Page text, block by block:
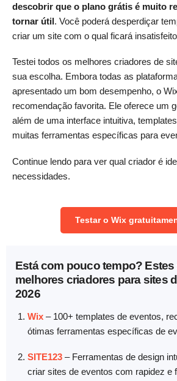
descobrir que o plano grátis é muito
tornar útil. Você poderá desperdiçar
criar um site com o qual ficará
Testei todos os melhores criadores de
sua escolha. Embora todas as
apresentado um bom desempenho, o
recomendação favorita. Ele oferece um
além de uma interface intuitiva,
muitas ferramentas específicas para
Continue lendo para ver qual criador é
necessidades.
Testar o Wix
Está com pouco tempo? Estes
melhores criadores para sites
2026
Wix – 100+ templates de eventos,
ótimas ferramentas específicas de
SITE123 – Ferramentas de design
criar sites de eventos com rapidez e